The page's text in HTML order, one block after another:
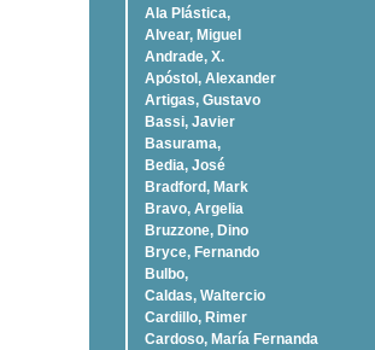
Ala Plástica,
Alvear, Miguel
Andrade, X.
Apóstol, Alexander
Artigas, Gustavo
Bassi, Javier
Basurama,
Bedia, José
Bradford, Mark
Bravo, Argelia
Bruzzone, Dino
Bryce, Fernando
Bulbo,
Caldas, Waltercio
Cardillo, Rimer
Cardoso, Marí­a Fernanda